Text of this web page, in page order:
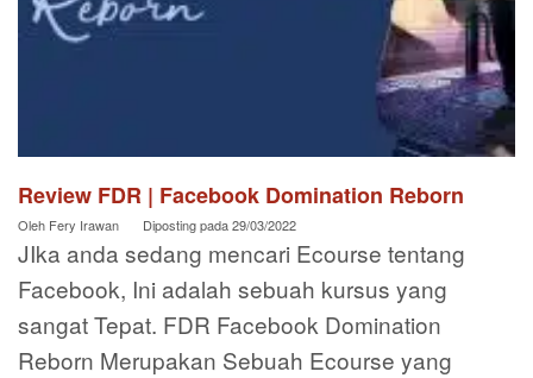
Review FDR | Facebook Domination Reborn
Oleh Fery Irawan Diposting pada29/03/2022
JIka anda sedang mencari Ecourse tentang
Facebook, Ini adalah sebuah kursus yang
sangat Tepat. FDR Facebook Domination
Reborn Merupakan Sebuah Ecourse yang